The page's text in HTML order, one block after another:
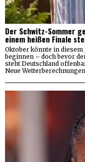
Der Schwitz-Sommer
einem heißen Finale
Oktober könnte in
beginnen – doch bevor
steht Deutschland
Neue